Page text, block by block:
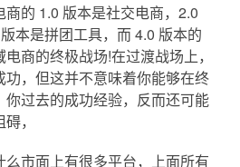
的 1.0 版本是社交电商，2.0
本是拼团工具，而 4.0 版本的
商的终极战场!在过渡战场上，
，但这并不意味着你能够在终
过去的成功经验，反而还可能
，
市面上有很多平台，上面所有